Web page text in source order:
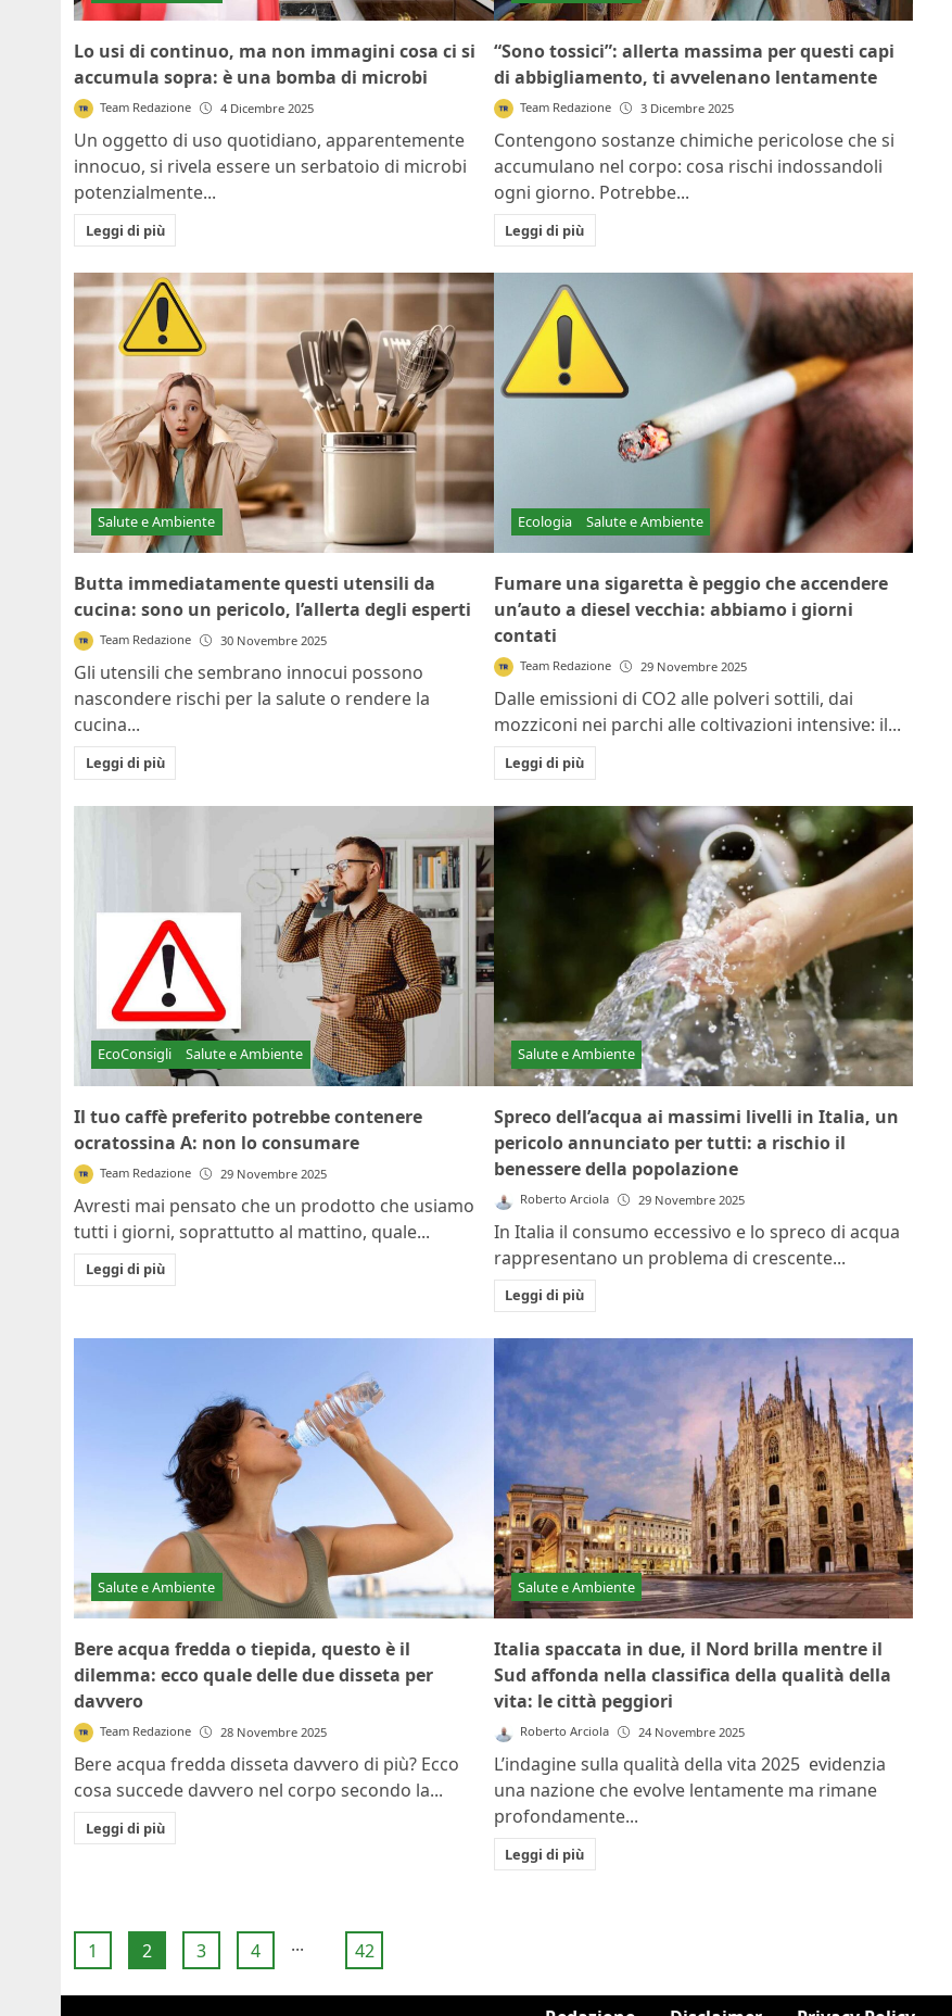
Lo usi di continuo, ma non immagini cosa ci si
accumula sopra: è una bomba di microbi
Team Redazione 4 Dicembre 2025
Un oggetto di uso quotidiano, apparentemente
innocuo, si rivela essere un serbatoio di microbi
potenzialmente...
Leggi di più
“Sono tossici”: allerta massima per questi capi
di abbigliamento, ti avvelenano lentamente
Team Redazione 3 Dicembre 2025
Contengono sostanze chimiche pericolose che si
accumulano nel corpo: cosa rischi indossandoli
ogni giorno. Potrebbe...
Leggi di più
Salute e Ambiente
Butta immediatamente questi utensili da
cucina: sono un pericolo, l’allerta degli esperti
Team Redazione 30 Novembre 2025
Gli utensili che sembrano innocui possono
nascondere rischi per la salute o rendere la
cucina...
Leggi di più
Ecologia Salute e Ambiente
Fumare una sigaretta è peggio che accendere
un’auto a diesel vecchia: abbiamo i giorni
contati
Team Redazione 29 Novembre 2025
Dalle emissioni di CO2 alle polveri sottili, dai
mozziconi nei parchi alle coltivazioni intensive: il...
Leggi di più
EcoConsigli Salute e Ambiente
Il tuo caffè preferito potrebbe contenere
ocratossina A: non lo consumare
Team Redazione 29 Novembre 2025
Avresti mai pensato che un prodotto che usiamo
tutti i giorni, soprattutto al mattino, quale...
Leggi di più
Salute e Ambiente
Spreco dell’acqua ai massimi livelli in Italia, un
pericolo annunciato per tutti: a rischio il
benessere della popolazione
Roberto Arciola 29 Novembre 2025
In Italia il consumo eccessivo e lo spreco di acqua
rappresentano un problema di crescente...
Leggi di più
Salute e Ambiente
Bere acqua fredda o tiepida, questo è il
dilemma: ecco quale delle due disseta per
davvero
Team Redazione 28 Novembre 2025
Bere acqua fredda disseta davvero di più? Ecco
cosa succede davvero nel corpo secondo la...
Leggi di più
Salute e Ambiente
Italia spaccata in due, il Nord brilla mentre il
Sud affonda nella classifica della qualità della
vita: le città peggiori
Roberto Arciola 24 Novembre 2025
L’indagine sulla qualità della vita 2025 evidenzia
una nazione che evolve lentamente ma rimane
profondamente...
Leggi di più
1 2 3 4 ... 42